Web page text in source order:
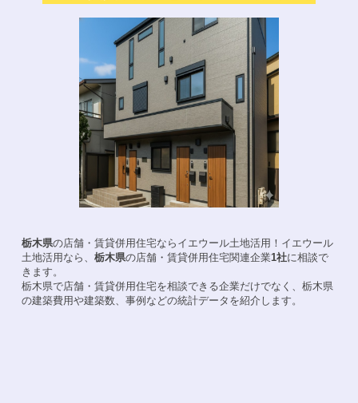
栃木県の店舗・賃貸併用住宅ならイエウール土地活用！ イエウール
土地活用なら、栃木県の店舗・賃貸併用住宅関連企業1社に相談で
きます。
栃木県で店舗・賃貸併用住宅を相談できる企業だけでなく、栃木県
の建築費用や建築数、事例などの統計データを紹介します。